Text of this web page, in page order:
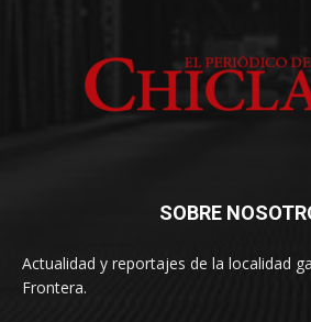
SOBRE
Actualidad y reportajes de la localidad
Frontera.